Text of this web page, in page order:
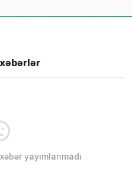
yayımlanmadı